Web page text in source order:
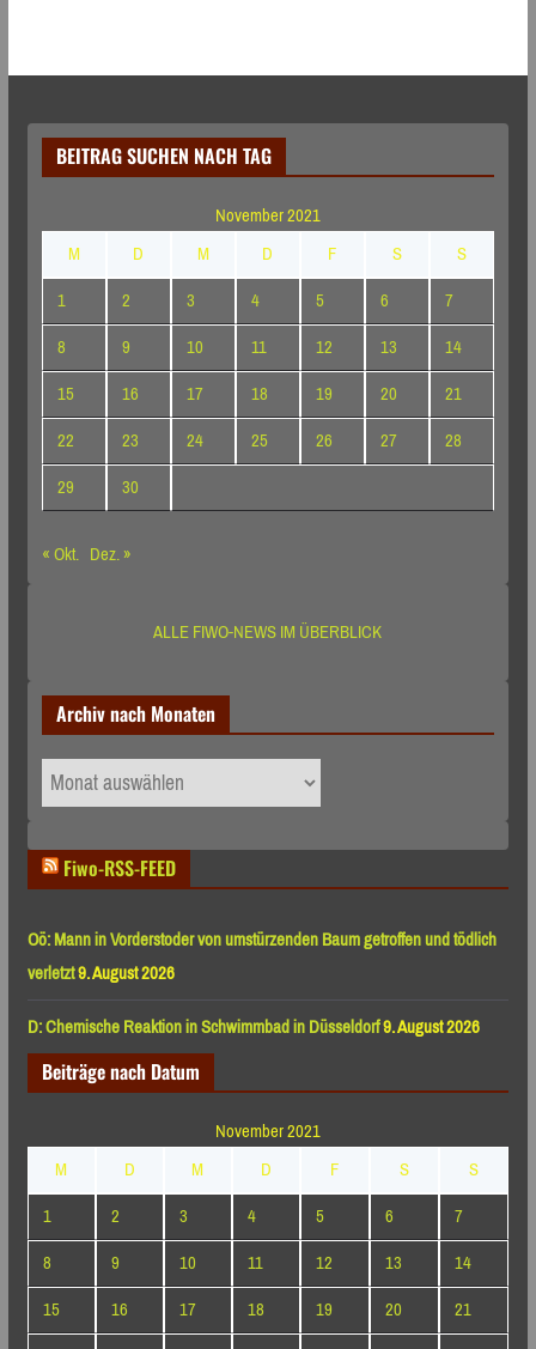
BEITRAG SUCHEN NACH TAG
November 2021
M
D M D F S
S
1
2 3 4 5 6
7
8
9 10 11 12 13
14
15
16 17 18 19 20
21
22
23 24 25 26 27
28
29
30
« Okt. Dez. »
ALLE FIWO-NEWS IM ÜBERBLICK
Archiv nach Monaten
Archiv
nach
Fiwo-RSS-FEED
Oö: Mann in Vorderstoder von umstürzenden Baum getroffen und tödlich
verletzt9. August 2026
D: Chemische Reaktion in Schwimmbad in Düsseldorf9. August 2026
Beiträge nach Datum
November 2021
M
D M D F S
S
1
2 3 4 5 6
7
8
9 10 11 12 13
14
15
16 17 18 19 20
21